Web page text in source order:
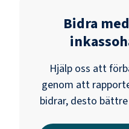
Bidra
Hjälp oss att
genom att
bidrar, desto